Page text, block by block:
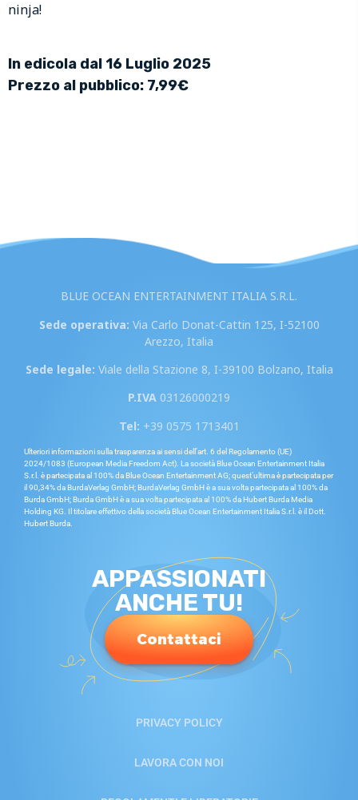
ninja!
In edicola dal 16 Luglio 2025
Prezzo al pubblico: 7,99€
BLUE OCEAN ENTERTAINMENT ITALIA S.R.L.
Sede operativa: Via Carlo Donat-Cattin 125, I-52100
Arezzo, Italia
Sede legale: Viale della Stazione 8, I-39100 Bolzano, Italia
P.IVA 03126000219
Tel: +39 0575 1713401
Ulteriori informazioni sulla trasparenza ai sensi dell’art. 6 del Regolamento (UE)
2024/1083 (European Media Freedom Act). La società Blue Ocean Entertainment Italia
S.r.l. è partecipata al 100% da Blue Ocean Entertainment AG; quest’ultima è partecipata per
il 90,34% da BurdaVerlag GmbH; BurdaVerlag GmbH è a sua volta partecipata al 100% da
Burda GmbH; Burda GmbH è a sua volta partecipata al 100% da Hubert Burda Media
Holding KG. Il titolare effettivo della società Blue Ocean Entertainment Italia S.r.l. è il Dott.
Hubert Burda.
APPASSIONATI
ANCHE TU!
Contattaci
PRIVACY POLICY
LAVORA CON NOI